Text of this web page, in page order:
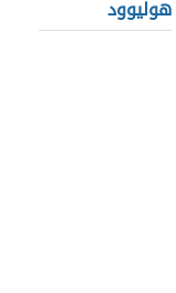
هوليوود